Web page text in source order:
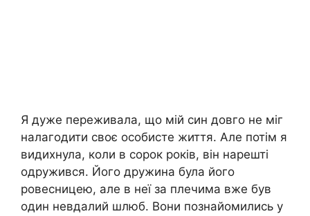
Я дуже переживала, що мій син довго не міг
налагодити своє особисте життя. Але потім я
видихнула, коли в сорок років, він нарешті
одружився. Його дружина була його
ровесницею, але в неї за плечима вже був
один невдалий шлюб. Вони познайомились у